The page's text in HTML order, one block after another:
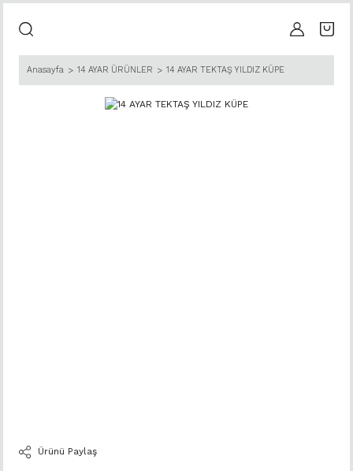
Anasayfa 14 AYAR ÜRÜNLER 14 AYAR TEKTAŞ YILDIZ KÜPE
Ürünü Paylaş